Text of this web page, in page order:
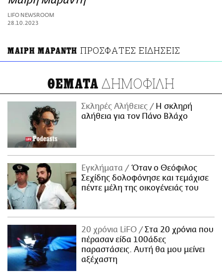
ΑΜΠΑ
PRINT
LIFO NEWSROOM
28.10.2023
ΜΑΙΡΗ ΜΑΡΑΝΤΗ ΠΡΟΣΦΑΤΕΣ ΕΙΔΗΣΕΙΣ
ΘΕΜΑΤΑ ΔΗΜΟΦΙΛΗ
Σκληρές Αλήθειες
H σκληρή
αλήθεια για τον Πάνο Βλάχο
Εγκλήματα
Όταν ο Θεόφιλος
Σεχίδης δολοφόνησε και τεμάχισε
πέντε μέλη της οικογένειάς του
20 χρόνια LiFO
Στα 20 χρόνια που
πέρασαν είδα 100άδες
παραστάσεις. Αυτή θα μου μείνει
αξέχαστη